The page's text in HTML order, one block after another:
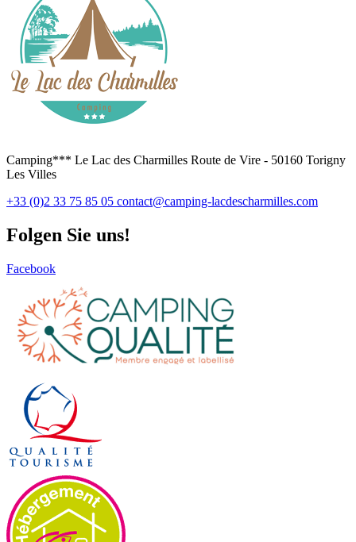
Camping*** Le Lac des Charmilles Route de Vire - 50160 Torigny
Les Villes
+33 (0)2 33 75 85 05 contact@camping-lacdescharmilles.com
Folgen Sie uns!
Facebook